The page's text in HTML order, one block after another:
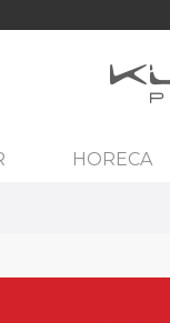
HORECA